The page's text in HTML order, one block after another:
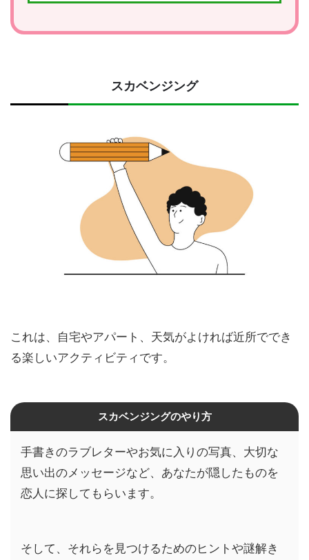
スカベンジング
これは、自宅やアパート、天気がよければ近所ででき
る楽しいアクティビティです。
スカベンジングのやり方
手書きのラブレターやお気に入りの写真、大切な
思い出のメッセージなど、あなたが隠したものを
恋人に探してもらいます。
そして、それらを見つけるためのヒントや謎解き